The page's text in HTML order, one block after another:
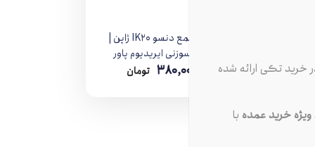
FR8SC
تومان
شمع دنسو IK20 ژاپن |
سوزنی ایریدیوم پاور
پایه کوتاه مدل IK20-
380,000 تومان
خرید تکی ارائه شده
خرید عمده با